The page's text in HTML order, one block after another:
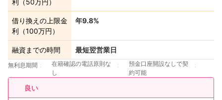
利（50万円）
借り換えの上限金
利（100万円）
年9.8%
融資までの時間 最短翌営業日
無利息期間
在籍確認の電話原則な
し
預金口座開設なしで契
約可能
良い